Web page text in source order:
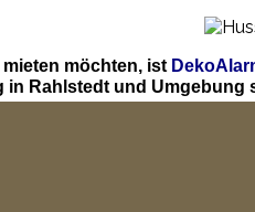
möchten, ist
in Rahlstedt und